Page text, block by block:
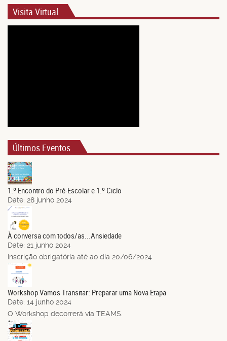
Visita Virtual
Últimos Eventos
28
Jun.
1.º Encontro do Pré-Escolar e 1.º Ciclo
Date: 28 junho 2024
21
Jun.
À conversa com todos/as...Ansiedade
Date: 21 junho 2024
Inscrição obrigatória até ao dia 20/06/2024
Jun.
Workshop Vamos Transitar: Preparar uma Nova Etapa
Date: 14 junho 2024
O Workshop decorrerá via TEAMS.
03
Jun.